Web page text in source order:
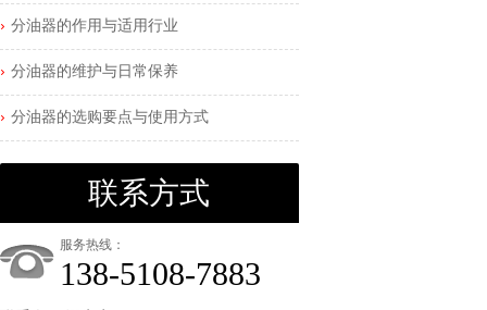
分油器的作用与适用行业
分油器的维护与日常保养
分油器的选购要点与使用方式
联系方式
服务热线：
138-5108-7883